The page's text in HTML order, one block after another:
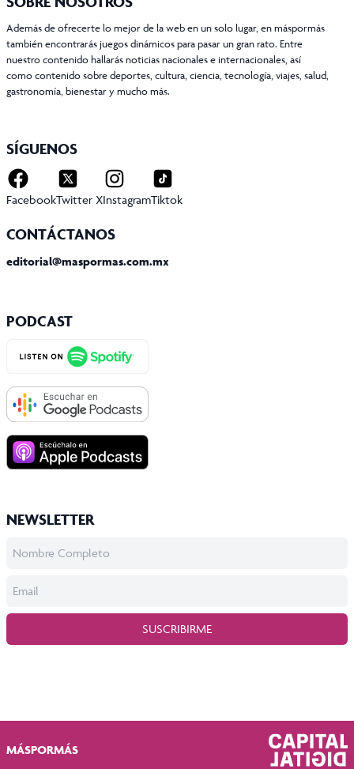
Además de ofrecerte lo mejor de la web en un solo lugar, en máspormás
también encontrarás juegos dinámicos para pasar un gran rato. Entre
nuestro contenido hallarás noticias nacionales e internacionales, así
como contenido sobre deportes, cultura, ciencia, tecnología, viajes, salud,
gastronomía, bienestar y mucho más.
SÍGUENOS
FacebookTwitter XInstagramTiktok
CONTÁCTANOS
editorial@maspormas.com.mx
PODCAST
NEWSLETTER
SUSCRIBIRME
MÁSPORMÁS